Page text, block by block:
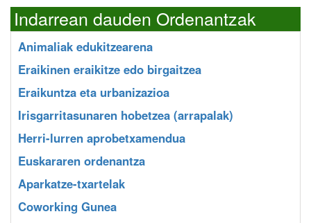
Indarrean dauden Ordenantzak
Animaliak edukitzearena
Eraikinen eraikitze edo birgaitzea
Eraikuntza eta urbanizazioa
Irisgarritasunaren hobetzea (arrapalak)
Herri-lurren aprobetxamendua
Euskararen ordenantza
Aparkatze-txartelak
Coworking Gunea